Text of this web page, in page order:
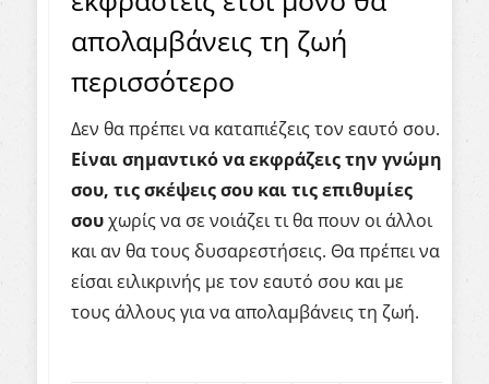
απολαμβάνεις τη ζωή
περισσότερο
Δεν θα πρέπει να καταπιέζεις τον εαυτό σου.
Είναι σημαντικό να εκφράζεις την γνώμη
σου, τις σκέψεις σου και τις επιθυμίες
σουχωρίς να σε νοιάζει τι θα πουν οι άλλοι
και αν θα τους δυσαρεστήσεις. Θα πρέπει να
είσαι ειλικρινής με τον εαυτό σου και με
τους άλλους για να απολαμβάνεις τη ζωή.